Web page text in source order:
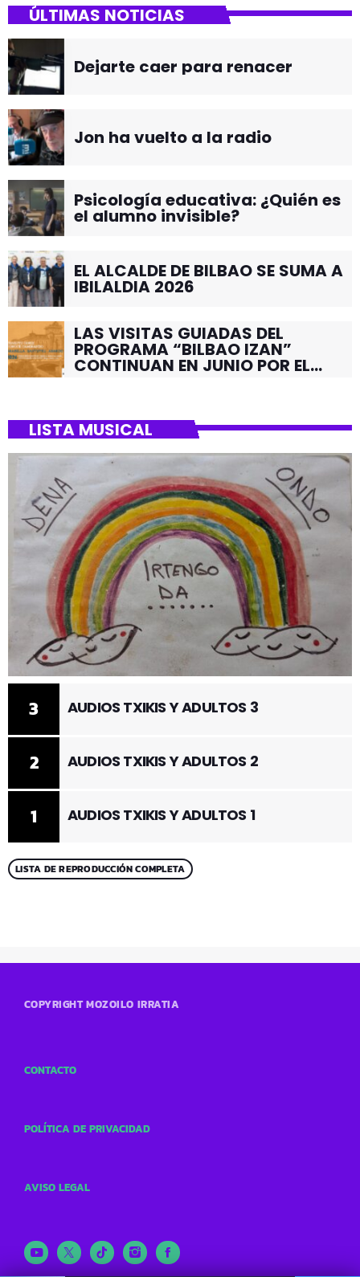
ÚLTIMAS NOTICIAS
Dejarte caer para renacer
Jon ha vuelto a la radio
Psicología educativa: ¿Quién es
el alumno invisible?
EL ALCALDE DE BILBAO SE SUMA A
IBILALDIA 2026
LAS VISITAS GUIADAS DEL
PROGRAMA “BILBAO IZAN”
CONTINUAN EN JUNIO POR EL
LISTA MUSICAL
1 AUDIOS TXIKIS Y ADULTOS 1
2 AUDIOS TXIKIS Y ADULTOS 2
3 AUDIOS TXIKIS Y ADULTOS 3
LISTA DE REPRODUCCIÓN COMPLETA
COPYRIGHT MOZOILO IRRATIA
CONTACTO
POLÍTICA DE PRIVACIDAD
AVISO LEGAL